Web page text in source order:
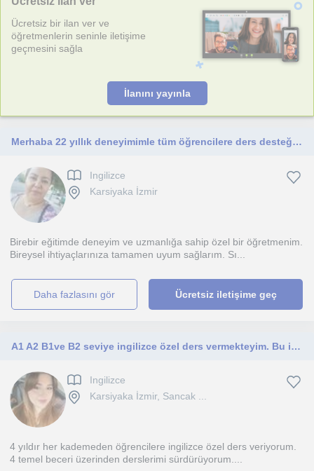
Ücretsiz bir ilan ver ve
öğretmenlerin seninle iletişime
geçmesini sağla
İlanını yayınla
Merhaba 22 yıllık deneyimimle tüm öğrencilere ders desteği verebilirim. Sevgiler..
Ingilizce
Karsiyaka İzmir
Birebir eğitimde deneyim ve uzmanlığa sahip özel bir öğretmenim.
Bireysel ihtiyaçlarınıza tamamen uyum sağlarım. Sı...
daha fazlasını gör Ücretsiz iletişime geç
A1 A2 B1ve B2 seviye ingilizce özel ders vermekteyim. Bu işi 4 yıldır aralıklı olarak yapıyorum. Deneyimliyim.
Ingilizce
Karsiyaka İzmir, Sancak ...
4 yıldır her kademeden öğrencilere ingilizce özel ders veriyorum.
4 temel beceri üzerinden derslerimi sürdürüyorum....